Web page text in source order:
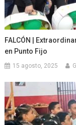
FALCÓN |
en Punto Fijo
15 agosto, 2025